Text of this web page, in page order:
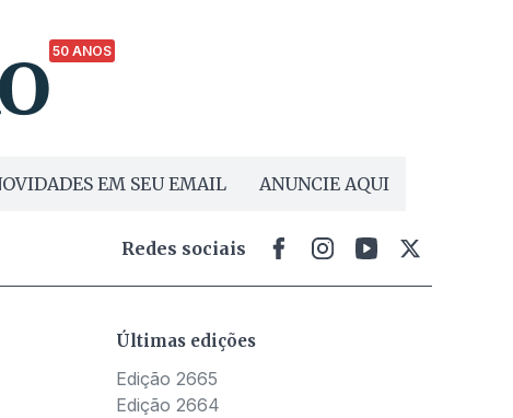
50 ANOS
EM SEU EMAIL ANUNCIE AQUI
Redes sociais
Últimas edições
Edição 2665
Edição 2664